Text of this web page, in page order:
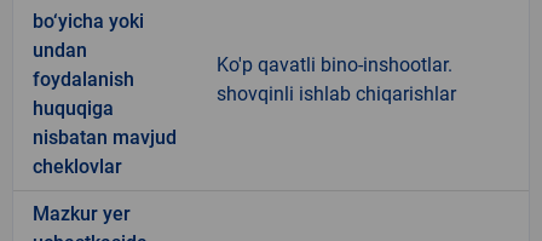
bo‘yicha yoki
undan
foydalanish
huquqiga
nisbatan mavjud
cheklovlar
Ko'p qavatli bino-inshootlar.
shovqinli ishlab chiqarishlar
Mazkur yer